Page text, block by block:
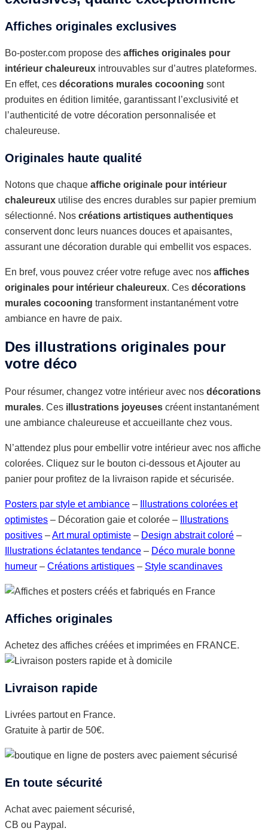
Affiches originales exclusives
Bo-poster.com propose des affiches originales pour
intérieur chaleureux introuvables sur d’autres plateformes.
En effet, ces décorations murales cocooning sont
produites en édition limitée, garantissant l’exclusivité et
l’authenticité de votre décoration personnalisée et
chaleureuse.
Originales haute qualité
Notons que chaque affiche originale pour intérieur
chaleureux utilise des encres durables sur papier premium
sélectionné. Nos créations artistiques authentiques
conservent donc leurs nuances douces et apaisantes,
assurant une décoration durable qui embellit vos espaces.
En bref, vous pouvez créer votre refuge avec nos affiches
originales pour intérieur chaleureux. Ces décorations
murales cocooning transforment instantanément votre
ambiance en havre de paix.
Des illustrations originales pour
votre déco
Pour résumer, changez votre intérieur avec nos décorations
murales. Ces illustrations joyeuses créent instantanément
une ambiance chaleureuse et accueillante chez vous.
N’attendez plus pour embellir votre intérieur avec nos affiche
colorées. Cliquez sur le bouton ci-dessous et Ajouter au
panier pour profitez de la livraison rapide et sécurisée.
Posters par style et ambiance –
Illustrations colorées et
optimistes – Décoration gaie et colorée –
Illustrations
positives –Art mural optimiste – Design abstrait coloré –
Illustrations éclatantes tendance – Déco murale bonne
humeur – Créations artistiques – Style scandinaves
Affiches originales
Achetez des affiches créées et imprimées en FRANCE.
Livraison rapide
Livrées partout en France.
Gratuite à partir de 50€.
En toute sécurité
Achat avec paiement sécurisé,
CB ou Paypal.